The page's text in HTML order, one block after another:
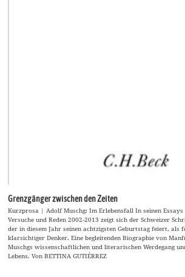
Grenzgänger zwischen den Zeiten
Kurzprosa | Adolf Muschg: Im Erlebensfall In seinen Essays
Versuche und Reden 2002-2013 zeigt sich der Schweizer
der in diesem Jahr seinen achtzigsten Geburtstag feiert, als
klarsichtiger Denker. Eine begleitenden Biographie von
Muschgs wissenschaftlichen und literarischen Werdegang
Lebens. Von BETTINA GUTIÉRREZ